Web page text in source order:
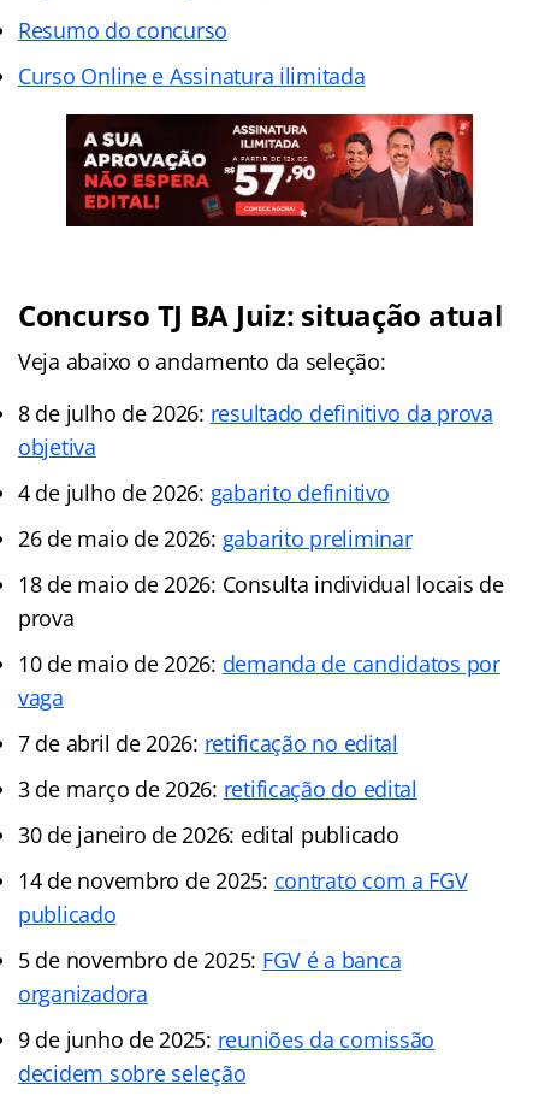
Resumo do concurso
Curso Online e Assinatura ilimitada
Concurso TJ BA Juiz: situação atual
Veja abaixo o andamento da seleção:
8 de julho de 2026: resultado definitivo da prova
objetiva
4 de julho de 2026: gabarito definitivo
26 de maio de 2026: gabarito preliminar
18 de maio de 2026: Consulta individual locais de
prova
10 de maio de 2026: demanda de candidatos por
vaga
7 de abril de 2026: retificação no edital
3 de março de 2026: retificação do edital
30 de janeiro de 2026: edital publicado
14 de novembro de 2025: contrato com a FGV
publicado
5 de novembro de 2025: FGV é a banca
organizadora
9 de junho de 2025: reuniões da comissão
decidem sobre seleção